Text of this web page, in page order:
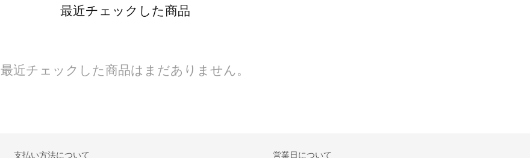
最近チェックした商品
最近チェックした商品はまだありません。
支払い方法について 営業日について